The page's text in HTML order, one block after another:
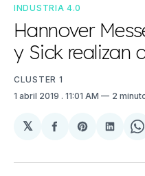
INDUSTRIA 4.0
Hannover
y Sick realizan
CLUSTER 1
1 abril 2019 . 11:01 AM 2
𝕏
Compartir
Facebook
Share
Pinterest